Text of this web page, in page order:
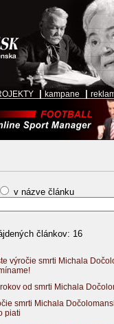
kampane
v názve článku
článkov: 16
výročie smrti Michala
od smrti Michala
smrti Michala
piati